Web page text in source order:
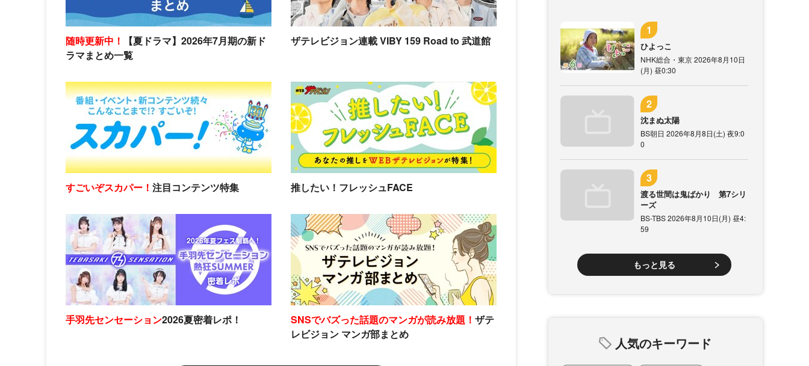
随時更新中！
【夏ドラマ】2026年7月期の新ド
ラマまとめ一覧
ザテレビジョン連載 VIBY 159 Road to 武道館
すごいぞスカパー！ 注目コンテンツ特集 推したい！フレッシュFACE
手羽先センセーション2026夏密着レポ！ SNSでバズった話題のマンガが読み放題！ ザテ
レビジョン マンガ部まとめ
ひよっこ
NHK総合・東京 2026年8月10日
(月) 昼0:30
沈まぬ太陽
BS朝日 2026年8月8日(土) 夜9:0
0
渡る世間は鬼ばかり 第7シリ
ーズ
BS-TBS 2026年8月10日(月) 昼4:
59
もっと見る
人気のキーワード